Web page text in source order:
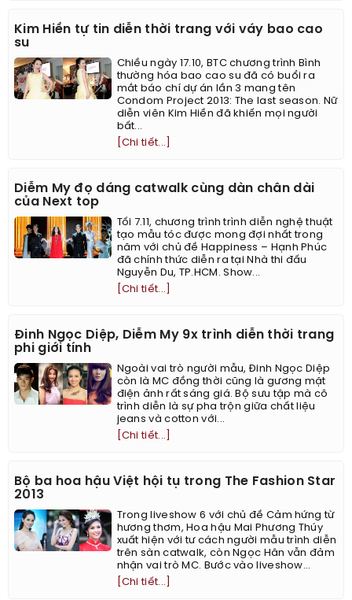
Kim Hiền tự tin diễn thời trang với váy bao cao
su
Chiều ngày 17.10, BTC chương trình Bình
thường hóa bao cao su đã có buổi ra
mắt báo chí dự án lần 3 mang tên
Condom Project 2013: The last season. Nữ
diễn viên Kim Hiền đã khiến mọi người
bất...
[Chi tiết...]
Diễm My đọ dáng catwalk cùng dàn chân dài
của Next top
Tối 7.11, chương trình trình diễn nghệ thuật
tạo mẫu tóc được mong đợi nhất trong
năm với chủ đề Happiness – Hạnh Phúc
đã chính thức diễn ra tại Nhà thi đấu
Nguyễn Du, TP.HCM. Show...
[Chi tiết...]
Đinh Ngọc Diệp, Diễm My 9x trình diễn thời trang
phi giới tính
Ngoài vai trò người mẫu, Đinh Ngọc Diệp
còn là MC đồng thời cũng là gương mặt
điện ảnh rất sáng giá. Bộ sưu tập mà cô
trình diễn là sự pha trộn giữa chất liệu
jeans và cotton với...
[Chi tiết...]
Bộ ba hoa hậu Việt hội tụ trong The Fashion Star
2013
Trong liveshow 6 với chủ đề Cảm hứng từ
hương thơm, Hoa hậu Mai Phương Thúy
xuất hiện với tư cách người mẫu trình diễn
trên sàn catwalk, còn Ngọc Hân vẫn đảm
nhận vai trò MC. Bước vào liveshow...
[Chi tiết...]